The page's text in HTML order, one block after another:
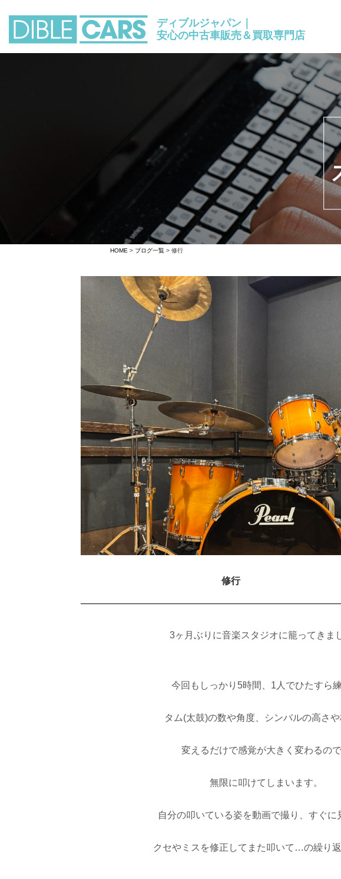
ディブルジャパン｜
安心の中古車販売＆買取専門店
HOME > ブログ一覧 > 修行
修行
3ヶ月ぶりに音楽スタジオに籠ってきま
今回もしっかり5時間、1人でひたすら練
タム(太鼓)の数や角度、シンバルの高さ
変えるだけで感覚が大きく変わるので
無限に叩けてしまいます。
自分の叩いている姿を動画で撮り、すぐに
クセやミスを修正してまた叩いて…の繰り返